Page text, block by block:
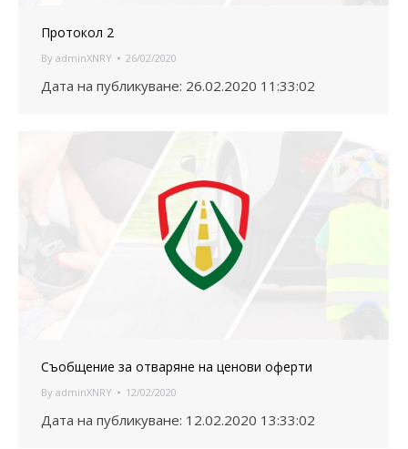
Протокол 2
By adminXNRY 26/02/2020
Дата на публикуване: 26.02.2020 11:33:02
Съобщение за отваряне на ценови оферти
By adminXNRY 12/02/2020
Дата на публикуване: 12.02.2020 13:33:02